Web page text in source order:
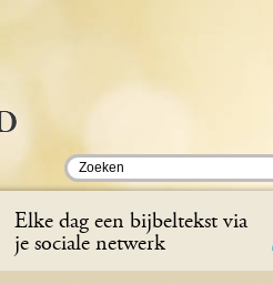
Elke dag een bijbeltekst via
je sociale netwerk